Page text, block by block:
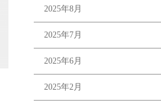
2025年8月
2025年7月
2025年6月
2025年2月